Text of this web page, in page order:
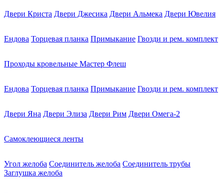
Двери Криста Двери Джесика Двери Альмека Двери Ювелия
Ендова Торцевая планка Примыкание Гвозди и рем. комплект
Проходы кровельные Мастер Флеш
Ендова Торцевая планка Примыкание Гвозди и рем. комплект
Двери Яна Двери Элиза Двери Рим Двери Омега-2
Самоклеющиеся ленты
Угол желоба Соединитель желоба Соединитель трубы
Заглушка желоба